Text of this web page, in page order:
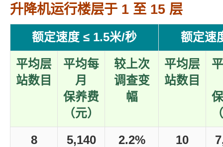
升降机运行楼层于 1 至 15 层
额定速度 ≤ 1.5米/秒 额定速
平均层
站数目
平均每
月
保养费
（元）
较上次
调查变
幅
平均层
站数目
8 5,140 2.2% 10